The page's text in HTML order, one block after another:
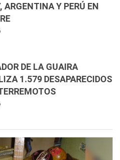
ARGENTINA Y PERÚ EN
DE LA GUAIRA
1.579 DESAPARECIDOS